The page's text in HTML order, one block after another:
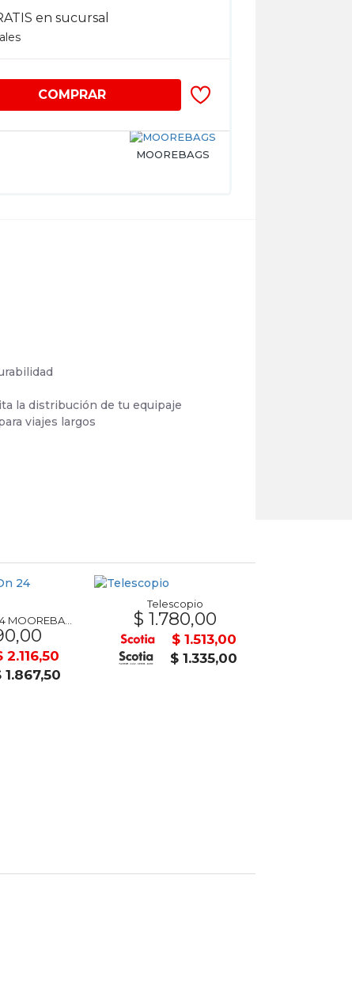
MOOREBAGS
COMPRAR
en sucursal
la distribución de tu equipaje
viajes largos
2.116,50
1.867,50
Telescopio
$ 1.780,00
$ 1.513,00
$ 1.335,00